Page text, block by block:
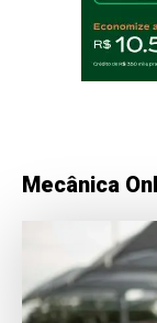
Mecânica